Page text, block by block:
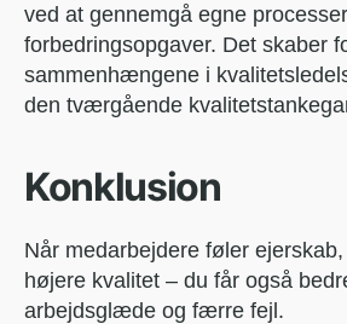
ved at gennemgå egne
forbedringsopgaver. Det skaber
sammenhængene i
den tværgående
Konklusion
Når medarbejdere føler
højere kvalitet – du får også
arbejdsglæde og færre fejl.